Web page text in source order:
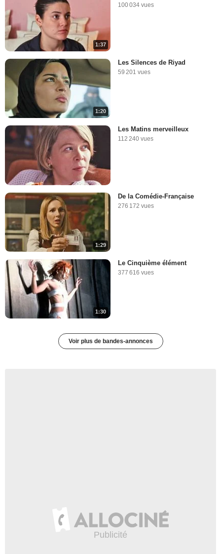
1:37
100 034 vues
1:20
Les Silences de Riyad
59 201 vues
Les Matins merveilleux
112 240 vues
1:29
De la Comédie-Française
276 172 vues
1:30
Le Cinquième élément
377 616 vues
Voir plus de bandes-annonces